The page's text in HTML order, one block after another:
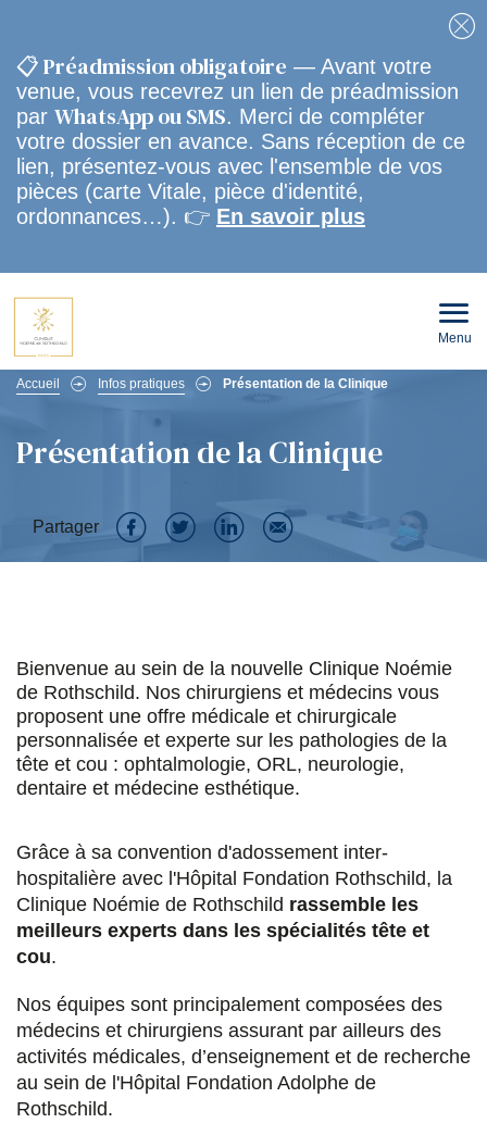
📋 Préadmission obligatoire — Avant votre
venue, vous recevrez un lien de préadmission
par WhatsApp ou SMS. Merci de compléter
votre dossier en avance. Sans réception de ce
lien, présentez-vous avec l'ensemble de vos
pièces (carte Vitale, pièce d'identité,
ordonnances…). 👉 En savoir plus
Menu
menu
Fil
d'Ariane
Accueil Infos pratiques Présentation de la Clinique
Présentation de la Clinique
Partager
P
t
a
g
e
s
u
r
a
c
e
P
t
a
g
e
s
u
r
w
i
t
P
t
a
g
e
s
u
r
i
n
k
P
t
a
g
e
p
a
r
m
a
i
Bienvenue au sein de la nouvelle Clinique Noémie
de Rothschild. Nos chirurgiens et médecins vous
proposent une offre médicale et chirurgicale
personnalisée et experte sur les pathologies de la
tête et cou : ophtalmologie, ORL, neurologie,
dentaire et médecine esthétique.
Grâce à sa convention d'adossement inter-
hospitalière avec l'Hôpital Fondation Rothschild, la
Clinique Noémie de Rothschild rassemble les
meilleurs experts dans les spécialités tête et
cou.
Nos équipes sont principalement composées des
médecins et chirurgiens assurant par ailleurs des
activités médicales, d’enseignement et de recherche
au sein de l'Hôpital Fondation Adolphe de
Rothschild.